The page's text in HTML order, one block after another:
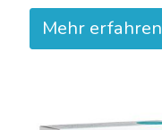
Mehr erfahren